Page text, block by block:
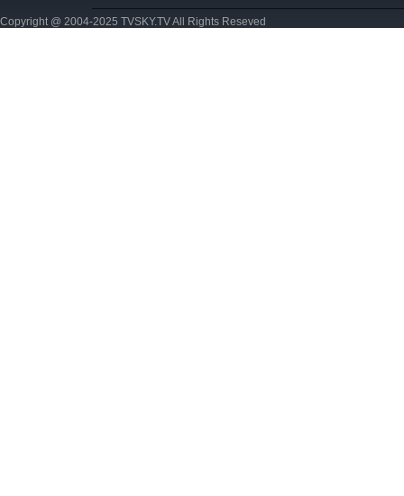
Copyright @ 2004-2025 TVSKY.TV All Rights Reseved